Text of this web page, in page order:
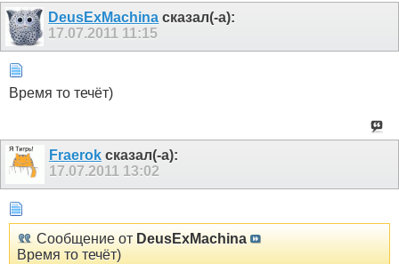
DeusExMachina сказал(-а):
17.07.2011 11:15
Время то течёт)
Fraerok сказал(-а):
17.07.2011 13:02
Сообщение от DeusExMachina
Время то течёт)